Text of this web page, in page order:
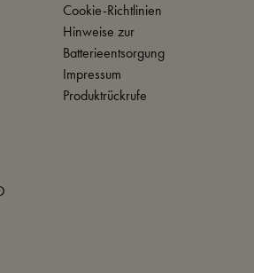
Cookie-Richtlinien
Hinweise zur
Batterieentsorgung
Impressum
Produktrückrufe